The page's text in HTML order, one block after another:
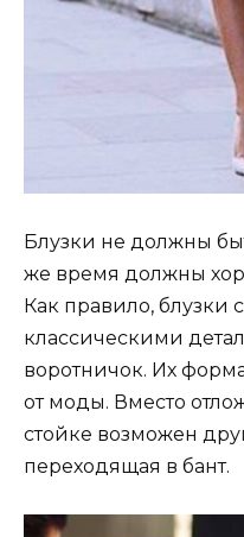
Блузки не должны
же время должны
Как правило, блузки
классическими
воротничок. Их
от моды. Вместо
стойке возможен
переходящая в бант.